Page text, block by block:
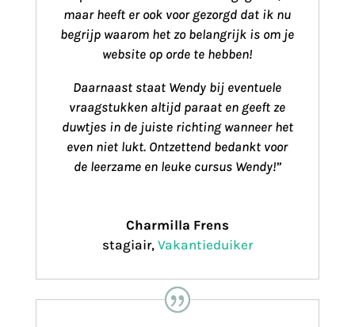
maar heeft er ook voor gezorgd dat ik nu
begrijp waarom het zo belangrijk is om je
website op orde te hebben!
Daarnaast staat Wendy bij eventuele
vraagstukken altijd paraat en geeft ze
duwtjes in de juiste richting wanneer het
even niet lukt. Ontzettend bedankt voor
de leerzame en leuke cursus Wendy!”
Charmilla Frens
stagiair, Vakantieduiker